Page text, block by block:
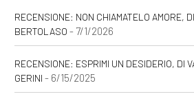
RECENSIONE: NON CHIAMATELO AMORE,
BERTOLASO - 7/1/2026
RECENSIONE: ESPRIMI UN DESIDERIO, DI
GERINI - 6/15/2025